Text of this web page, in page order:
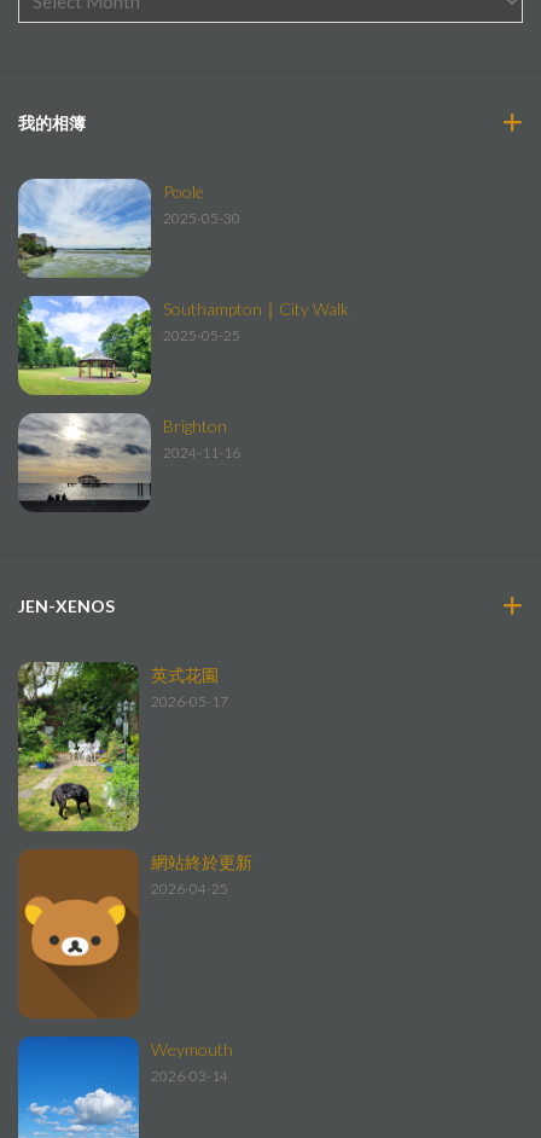
我的相簿
Poole
2025-05-30
Southampton｜City Walk
2025-05-25
Brighton
2024-11-16
JEN-XENOS
英式花園
2026-05-17
網站終於更新
2026-04-25
Weymouth
2026-03-14